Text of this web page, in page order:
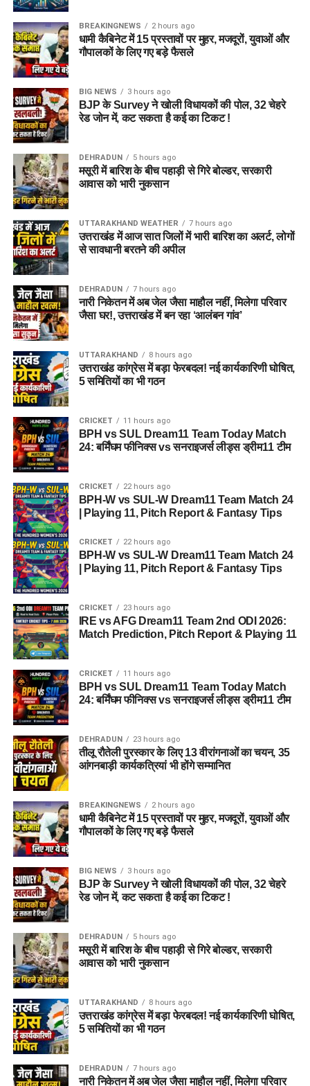
BREAKINGNEWS 2 hours ago
धामी कैबिनेट में 15 प्रस्तावों पर मुहर, मजदूरों, युवाओं और
गौपालकों के लिए गए बड़े फैसले
BIG NEWS 3 hours ago
BJP के Survey ने खोली विधायकों की पोल, 32 चेहरे
रेड जोन में, कट सकता है कई का टिकट !
DEHRADUN 5 hours ago
मसूरी में बारिश के बीच पहाड़ी से गिरे बोल्डर, सरकारी
आवास को भारी नुकसान
UTTARAKHAND WEATHER 7 hours ago
उत्तराखंड में आज सात जिलों में भारी बारिश का अलर्ट, लोगों
से सावधानी बरतने की अपील
DEHRADUN 7 hours ago
नारी निकेतन में अब जेल जैसा माहौल नहीं, मिलेगा परिवार
जैसा घर!, उत्तराखंड में बन रहा ‘आलंबन गांव’
UTTARAKHAND 8 hours ago
उत्तराखंड कांग्रेस में बड़ा फेरबदल! नई कार्यकारिणी घोषित,
5 समितियों का भी गठन
CRICKET 11 hours ago
BPH vs SUL Dream11 Team Today Match
24: बर्मिंघम फीनिक्स vs सनराइजर्स लीड्स ड्रीम11 टीम
CRICKET 22 hours ago
BPH-W vs SUL-W Dream11 Team Match 24
| Playing 11, Pitch Report & Fantasy Tips
CRICKET 22 hours ago
BPH-W vs SUL-W Dream11 Team Match 24
| Playing 11, Pitch Report & Fantasy Tips
CRICKET 23 hours ago
IRE vs AFG Dream11 Team 2nd ODI 2026:
Match Prediction, Pitch Report & Playing 11
CRICKET 11 hours ago
BPH vs SUL Dream11 Team Today Match
24: बर्मिंघम फीनिक्स vs सनराइजर्स लीड्स ड्रीम11 टीम
DEHRADUN 23 hours ago
तीलू रौतेली पुरस्कार के लिए 13 वीरांगनाओं का चयन, 35
आंगनबाड़ी कार्यकत्रियां भी होंगे सम्मानित
BREAKINGNEWS 2 hours ago
धामी कैबिनेट में 15 प्रस्तावों पर मुहर, मजदूरों, युवाओं और
गौपालकों के लिए गए बड़े फैसले
BIG NEWS 3 hours ago
BJP के Survey ने खोली विधायकों की पोल, 32 चेहरे
रेड जोन में, कट सकता है कई का टिकट !
DEHRADUN 5 hours ago
मसूरी में बारिश के बीच पहाड़ी से गिरे बोल्डर, सरकारी
आवास को भारी नुकसान
UTTARAKHAND 8 hours ago
उत्तराखंड कांग्रेस में बड़ा फेरबदल! नई कार्यकारिणी घोषित,
5 समितियों का भी गठन
DEHRADUN 7 hours ago
नारी निकेतन में अब जेल जैसा माहौल नहीं, मिलेगा परिवार